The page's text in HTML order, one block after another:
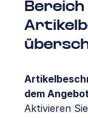
Bereich
dem
Aktivieren